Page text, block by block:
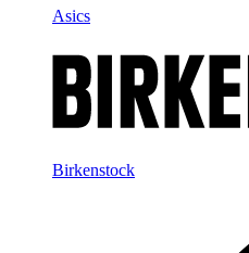
Asics
Birkenstock